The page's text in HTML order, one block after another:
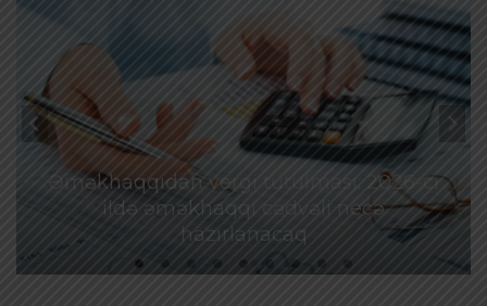
Əməkhaqqıdan vergi tutulması: 2026-cı
ildə əməkhaqqı cədvəli necə
hazırlanacaq